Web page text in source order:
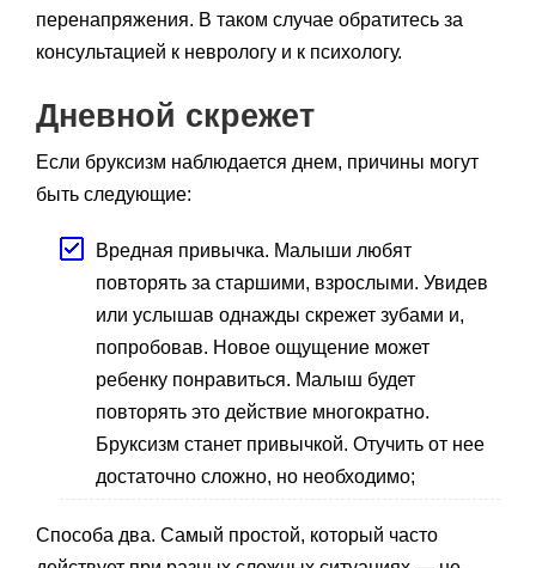
перенапряжения. В таком случае обратитесь за
консультацией к неврологу и к психологу.
Дневной скрежет
Если бруксизм наблюдается днем, причины могут
быть следующие:
Вредная привычка. Малыши любят
повторять за старшими, взрослыми. Увидев
или услышав однажды скрежет зубами и,
попробовав. Новое ощущение может
ребенку понравиться. Малыш будет
повторять это действие многократно.
Бруксизм станет привычкой. Отучить от нее
достаточно сложно, но необходимо;
Способа два. Самый простой, который часто